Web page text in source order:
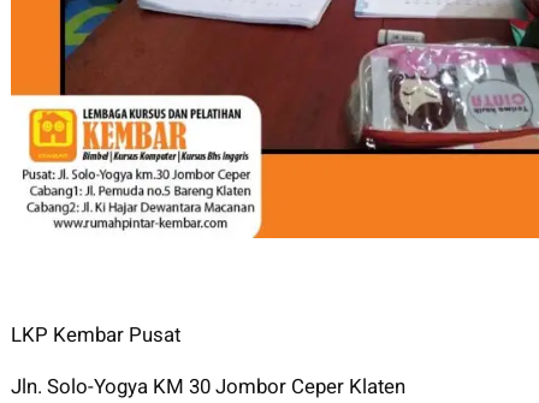
LKP Kembar Pusat
Jln. Solo-Yogya KM 30 Jombor Ceper Klaten